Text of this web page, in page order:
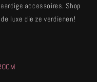
accessoires. Shop
luxe die ze verdienen!